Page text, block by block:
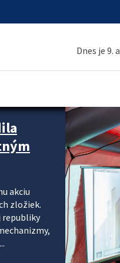
Dnes je 9.
akciu
zložiek.
republiky